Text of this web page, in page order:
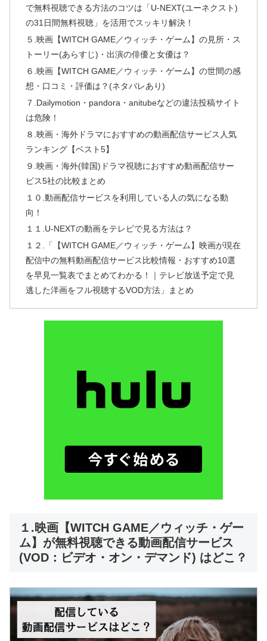
で無料視聴できる方法のコツは「U-NEXT(ユーネクスト)
の31日間無料視聴」を活用でスッキリ解決！
５.映画【WITCH GAME／ウィッチ・ゲーム】の見所・ス
トーリー(あらすじ)・出演の俳優と女優は？
６.映画【WITCH GAME／ウィッチ・ゲーム】の世間の感
想・口コミ・評価は？(ネタバレあり)
７.Dailymotion・pandora・anitubeなどの違法投稿サイト
は危険！
８.映画・海外ドラマにおすすめの動画配信サービス人気
ランキング【ベスト5】
９.映画・海外(韓国)ドラマ視聴におすすめ動画配信サー
ビス5社の比較まとめ
１０.動画配信サービスを利用している人の気になる動
向！
１１.U-NEXTの動画をテレビで見る方法は？
１２.「【WITCH GAME／ウィッチ・ゲーム】映画が現在
配信中の無料動画配信サービス比較情報・おすすめ10選
を早見一覧表でまとめてわかる！｜テレビ放送予定で見
逃した洋画をフル視聴するVOD方法」まとめ
１.映画【WITCH GAME／ウィッチ・ゲー
ム】が無料視聴できる動画配信サービス
(VOD：ビデオ・オン・デマンド) はどこ？